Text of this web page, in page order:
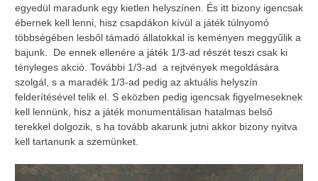
egyedül maradunk egy kietlen helyszínen. És itt bizony igencsak
ébernek kell lenni, hisz csapdákon kívül a játék túlnyomó
többségében lesből támadó állatokkal is keményen meggyűlik a
bajunk. De ennek ellenére a játék 1/3-ad részét teszi csak ki
tényleges akció. További 1/3-ad a rejtvények megoldására
szolgál, s a maradék 1/3-ad pedig az aktuális helyszín
felderítésével telik el. S eközben pedig igencsak figyelmeseknek
kell lennünk, hisz a játék monumentálisan hatalmas belső
terekkel dolgozik, s ha tovább akarunk jutni akkor bizony nyitva
kell tartanunk a szemünket.